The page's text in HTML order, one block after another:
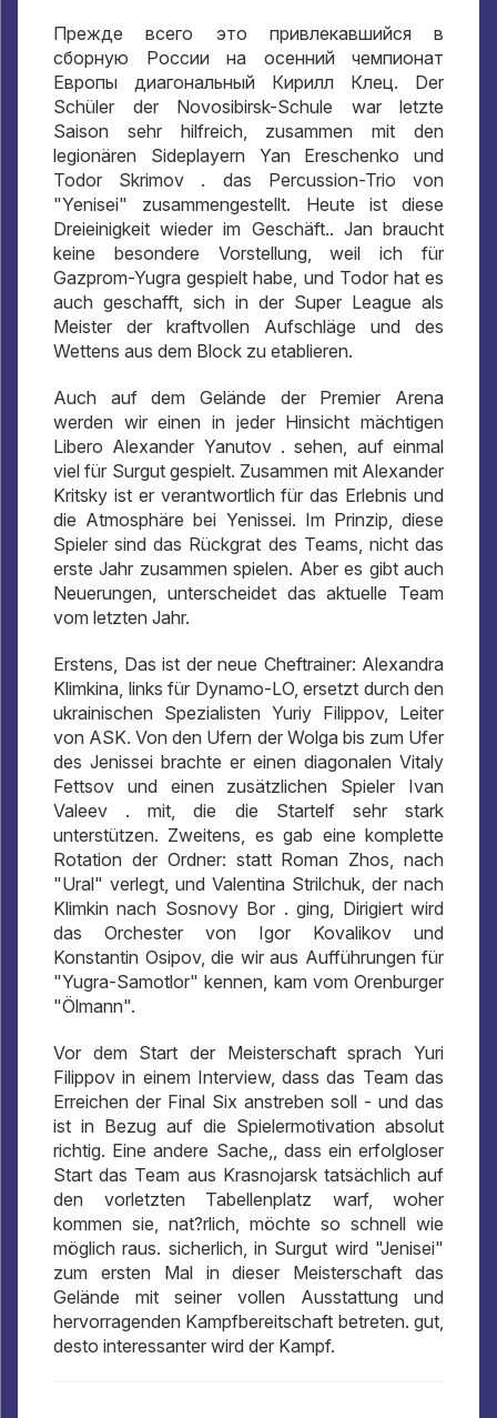
Прежде всего это привлекавшийся в
сборную России на осенний чемпионат
Европы диагональный Кирилл Клец. Der
Schüler der Novosibirsk-Schule war letzte
Saison sehr hilfreich, zusammen mit den
legionären Sideplayern Yan Ereschenko und
Todor Skrimov . das Percussion-Trio von
"Yenisei" zusammengestellt. Heute ist diese
Dreieinigkeit wieder im Geschäft.. Jan braucht
keine besondere Vorstellung, weil ich für
Gazprom-Yugra gespielt habe, und Todor hat es
auch geschafft, sich in der Super League als
Meister der kraftvollen Aufschläge und des
Wettens aus dem Block zu etablieren.
Auch auf dem Gelände der Premier Arena
werden wir einen in jeder Hinsicht mächtigen
Libero Alexander Yanutov . sehen, auf einmal
viel für Surgut gespielt. Zusammen mit Alexander
Kritsky ist er verantwortlich für das Erlebnis und
die Atmosphäre bei Yenissei. Im Prinzip, diese
Spieler sind das Rückgrat des Teams, nicht das
erste Jahr zusammen spielen. Aber es gibt auch
Neuerungen, unterscheidet das aktuelle Team
vom letzten Jahr.
Erstens, Das ist der neue Cheftrainer: Alexandra
Klimkina, links für Dynamo-LO, ersetzt durch den
ukrainischen Spezialisten Yuriy Filippov, Leiter
von ASK. Von den Ufern der Wolga bis zum Ufer
des Jenissei brachte er einen diagonalen Vitaly
Fettsov und einen zusätzlichen Spieler Ivan
Valeev . mit, die die Startelf sehr stark
unterstützen. Zweitens, es gab eine komplette
Rotation der Ordner: statt Roman Zhos, nach
"Ural" verlegt, und Valentina Strilchuk, der nach
Klimkin nach Sosnovy Bor . ging, Dirigiert wird
das Orchester von Igor Kovalikov und
Konstantin Osipov, die wir aus Aufführungen für
"Yugra-Samotlor" kennen, kam vom Orenburger
"Ölmann".
Vor dem Start der Meisterschaft sprach Yuri
Filippov in einem Interview, dass das Team das
Erreichen der Final Six anstreben soll - und das
ist in Bezug auf die Spielermotivation absolut
richtig. Eine andere Sache,, dass ein erfolgloser
Start das Team aus Krasnojarsk tatsächlich auf
den vorletzten Tabellenplatz warf, woher
kommen sie, nat?rlich, möchte so schnell wie
möglich raus. sicherlich, in Surgut wird "Jenisei"
zum ersten Mal in dieser Meisterschaft das
Gelände mit seiner vollen Ausstattung und
hervorragenden Kampfbereitschaft betreten. gut,
desto interessanter wird der Kampf.